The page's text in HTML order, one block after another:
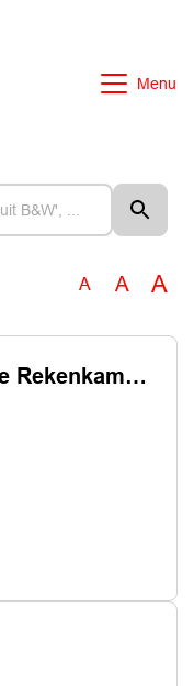
Menu
A A A
Aanbevelingen Zuidelijke Rekenkamer aan GS en PS